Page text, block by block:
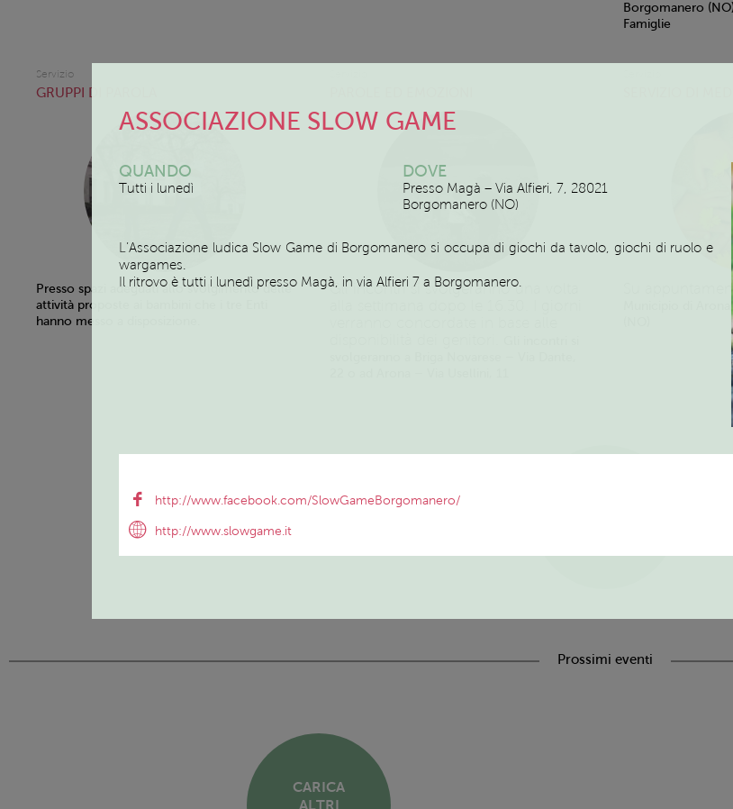
ASSOCIAZIONE SLOW GAME
QUANDO
Tutti i lunedì
DOVE
Presso Magà – Via Alfieri, 7, 28021
Borgomanero (NO)
L’Associazione ludica Slow Game di Borgomanero si occupa di giochi da tavolo, giochi di ruolo e
wargames.
Il ritrovo è tutti i lunedì presso Magà, in via Alfieri 7 a Borgomanero.
http://www.facebook.com/SlowGameBorgomanero/
http://www.slowgame.it
Borgomanero
Famiglie
Servizio
GRUPPI DI PAROLA
Presso spazi adeguati allo svolgimento delle
attività proposte ai bambini che i tre Enti
hanno messo a disposizione.
Gli incontri si svolgeranno una volta
Su
Municipio di
Prossimi eventi
CARICA
ALTRI